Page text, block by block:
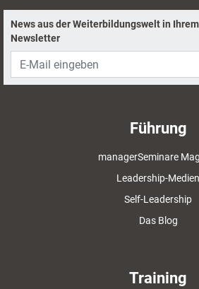
News aus der Weiterbildungswelt in
Newsletter
Führung
managerSeminare
Leadership-Medien
Self-Leadership
Das Blog
Training